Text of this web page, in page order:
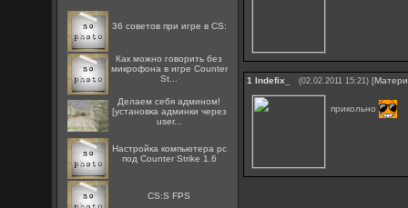
36 советов при игре в CS:
Как можно говорить без
микрофона в игре Counter
St...
Делаем себя админом!
[установка админки через
user...
Настройка компьютера pc
под Counter Strike 1.6
CS:S FPS
1 Indefix_ (02.02.2011 15:21) [
прикольно